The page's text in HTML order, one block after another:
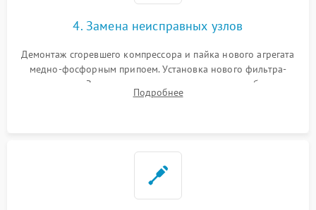
4. Замена неисправных узлов
Демонтаж сгоревшего компрессора и пайка нового агрегата
медно-фосфорным припоем. Установка нового фильтра-
осушителя. Замена изношенных вентиляторов обдува,
сломанных заслонок или поврежденных дверных петель.
Подробнее